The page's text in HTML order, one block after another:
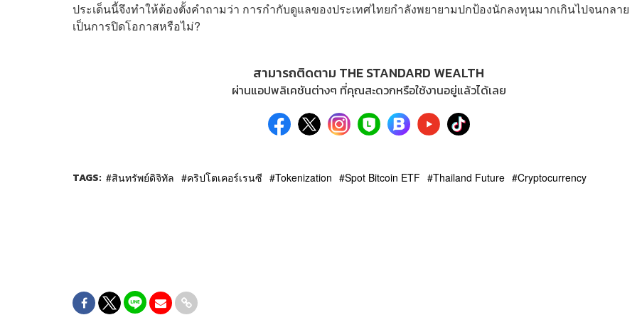
ประเด็นนี้จึงทำให้ต้องตั้งคำถามว่า การกำกับดูแลของประเทศไทยกำลังพยายามปกป้องนักลงทุนมากเกินไปจนกลาย
เป็นการปิดโอกาสหรือไม่?
สามารถติดตาม THE STANDARD WEALTH
ผ่านแอปพลิเคชันต่างๆ ที่คุณสะดวกหรือใช้งานอยู่แล้วได้เลย
TAGS: สินทรัพย์ดิจิทัล คริปโตเคอร์เรนซี Tokenization Spot Bitcoin ETF Thailand Future Cryptocurrency